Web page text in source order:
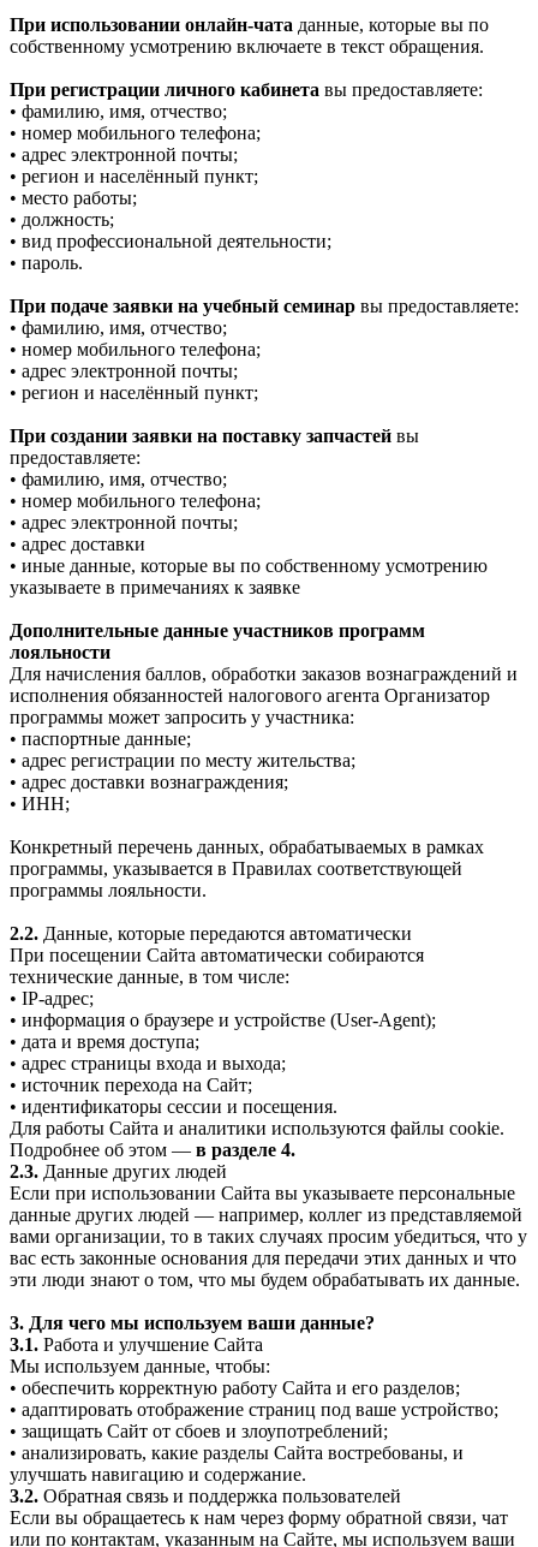
При использовании онлайн-чата данные, которые вы по
собственному усмотрению включаете в текст обращения.
При регистрации личного кабинета вы предоставляете:
• фамилию, имя, отчество;
• номер мобильного телефона;
• адрес электронной почты;
• регион и населённый пункт;
• место работы;
• должность;
• вид профессиональной деятельности;
• пароль.
При подаче заявки на учебный семинар вы предоставляете:
• фамилию, имя, отчество;
• номер мобильного телефона;
• адрес электронной почты;
• регион и населённый пункт;
При создании заявки на поставку запчастей вы
предоставляете:
• фамилию, имя, отчество;
• номер мобильного телефона;
• адрес электронной почты;
• адрес доставки
• иные данные, которые вы по собственному усмотрению
указываете в примечаниях к заявке
Дополнительные данные участников программ
лояльности
Для начисления баллов, обработки заказов вознаграждений и
исполнения обязанностей налогового агента Организатор
программы может запросить у участника:
• паспортные данные;
• адрес регистрации по месту жительства;
• адрес доставки вознаграждения;
• ИНН;
Конкретный перечень данных, обрабатываемых в рамках
программы, указывается в Правилах соответствующей
программы лояльности.
2.2. Данные, которые передаются автоматически
При посещении Сайта автоматически собираются
технические данные, в том числе:
• IP-адрес;
• информация о браузере и устройстве (User-Agent);
• дата и время доступа;
• адрес страницы входа и выхода;
• источник перехода на Сайт;
• идентификаторы сессии и посещения.
Для работы Сайта и аналитики используются файлы cookie.
Подробнее об этом — в разделе 4.
2.3. Данные других людей
Если при использовании Сайта вы указываете персональные
данные других людей — например, коллег из представляемой
вами организации, то в таких случаях просим убедиться, что у
вас есть законные основания для передачи этих данных и что
эти люди знают о том, что мы будем обрабатывать их данные.
3. Для чего мы используем ваши данные?
3.1. Работа и улучшение Сайта
Мы используем данные, чтобы:
• обеспечить корректную работу Сайта и его разделов;
• адаптировать отображение страниц под ваше устройство;
• защищать Сайт от сбоев и злоупотреблений;
• анализировать, какие разделы Сайта востребованы, и
улучшать навигацию и содержание.
3.2. Обратная связь и поддержка пользователей
Если вы обращаетесь к нам через форму обратной связи, чат
или по контактам, указанным на Сайте, мы используем ваши